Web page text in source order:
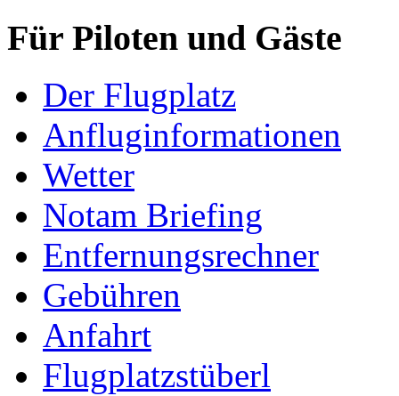
Für Piloten und Gäste
Der Flugplatz
Anfluginformationen
Wetter
Notam Briefing
Entfernungsrechner
Gebühren
Anfahrt
Flugplatzstüberl